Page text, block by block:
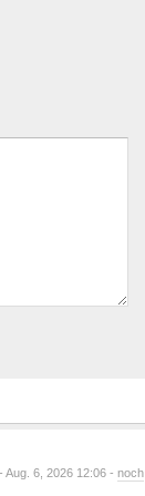
- Aug. 6, 2026 12:06 - noch